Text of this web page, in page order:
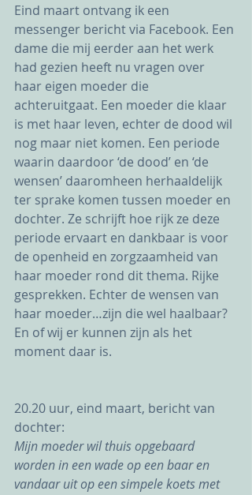
Eind maart ontvang ik een
messenger bericht via Facebook. Een
dame die mij eerder aan het werk
had gezien heeft nu vragen over
haar eigen moeder die
achteruitgaat. Een moeder die klaar
is met haar leven, echter de dood wil
nog maar niet komen. Een periode
waarin daardoor ‘de dood’ en ‘de
wensen’ daaromheen herhaaldelijk
ter sprake komen tussen moeder en
dochter. Ze schrijft hoe rijk ze deze
periode ervaart en dankbaar is voor
de openheid en zorgzaamheid van
haar moeder rond dit thema. Rijke
gesprekken. Echter de wensen van
haar moeder…zijn die wel haalbaar?
En of wij er kunnen zijn als het
moment daar is.
20.20 uur, eind maart, bericht van
dochter:
Mijn moeder wil thuis opgebaard
worden in een wade op een baar en
vandaar uit op een simpele koets met